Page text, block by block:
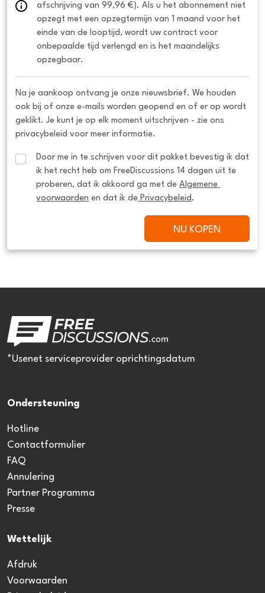
afschrijving van 99,96 €). Als u het abonnement niet
opzegt met een opzegtermijn van 1 maand voor het
einde van de looptijd, wordt uw contract voor
onbepaalde tijd verlengd en is het maandelijks
opzegbaar.
Na je aankoop ontvang je onze nieuwsbrief. We houden
ook bij of onze e-mails worden geopend en of er op wordt
geklikt. Je kunt je op elk moment uitschrijven - zie ons
privacybeleid voor meer informatie.
Door me in te schrijven voor dit pakket bevestig ik dat
ik het recht heb om FreeDiscussions 14 dagen uit te
proberen, dat ik akkoord ga met de Algemene
voorwaarden en dat ik de Privacybeleid .
NU KOPEN
*Usenet serviceprovider oprichtingsdatum
Ondersteuning
Hotline
Contactformulier
FAQ
Annulering
Partner Programma
Presse
Wettelijk
Afdruk
Voorwaarden